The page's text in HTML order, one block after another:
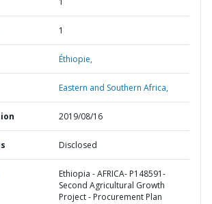
1
Éthiopie,
Eastern and Southern Africa,
2019/08/16
Disclosed
Ethiopia - AFRICA- P148591-
Second Agricultural Growth
Project - Procurement Plan